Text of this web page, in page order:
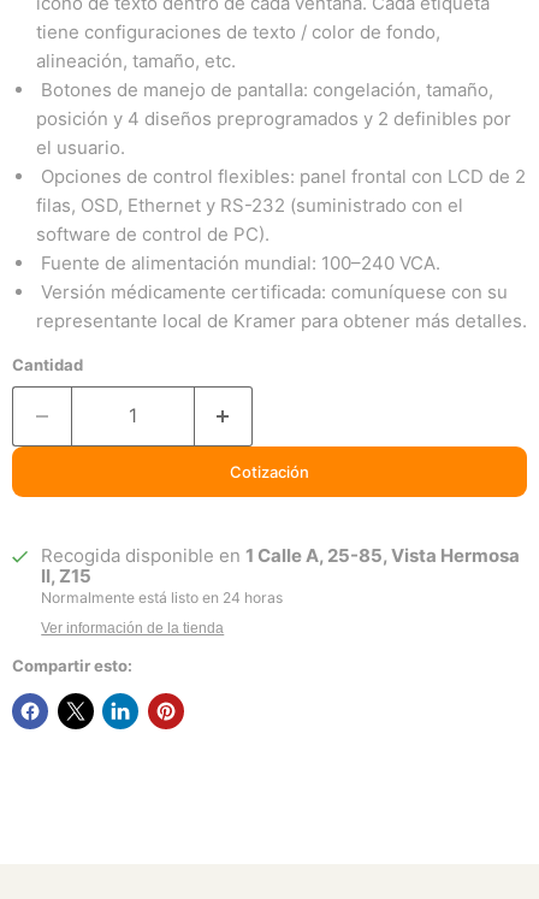
tiene configuraciones de texto / color de fondo,
alineación, tamaño, etc.
Botones de manejo de pantalla: congelación, tamaño,
posición y 4 diseños preprogramados y 2 definibles por
el usuario.
Opciones de control flexibles: panel frontal con LCD de 2
filas, OSD, Ethernet y RS-232 (suministrado con el
software de control de PC).
Fuente de alimentación mundial: 100–240 VCA.
Versión médicamente certificada: comuníquese con su
representante local de Kramer para obtener más detalles.
Cantidad
Cotización
Recogida disponible en1 Calle A, 25-85, Vista Hermosa
II, Z15
Normalmente está listo en 24 horas
Ver información de la tienda
Compartir esto: